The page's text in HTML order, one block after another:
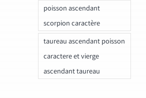
poisson ascendant
scorpion caractère
taureau ascendant poisson
caractere et vierge
ascendant taureau